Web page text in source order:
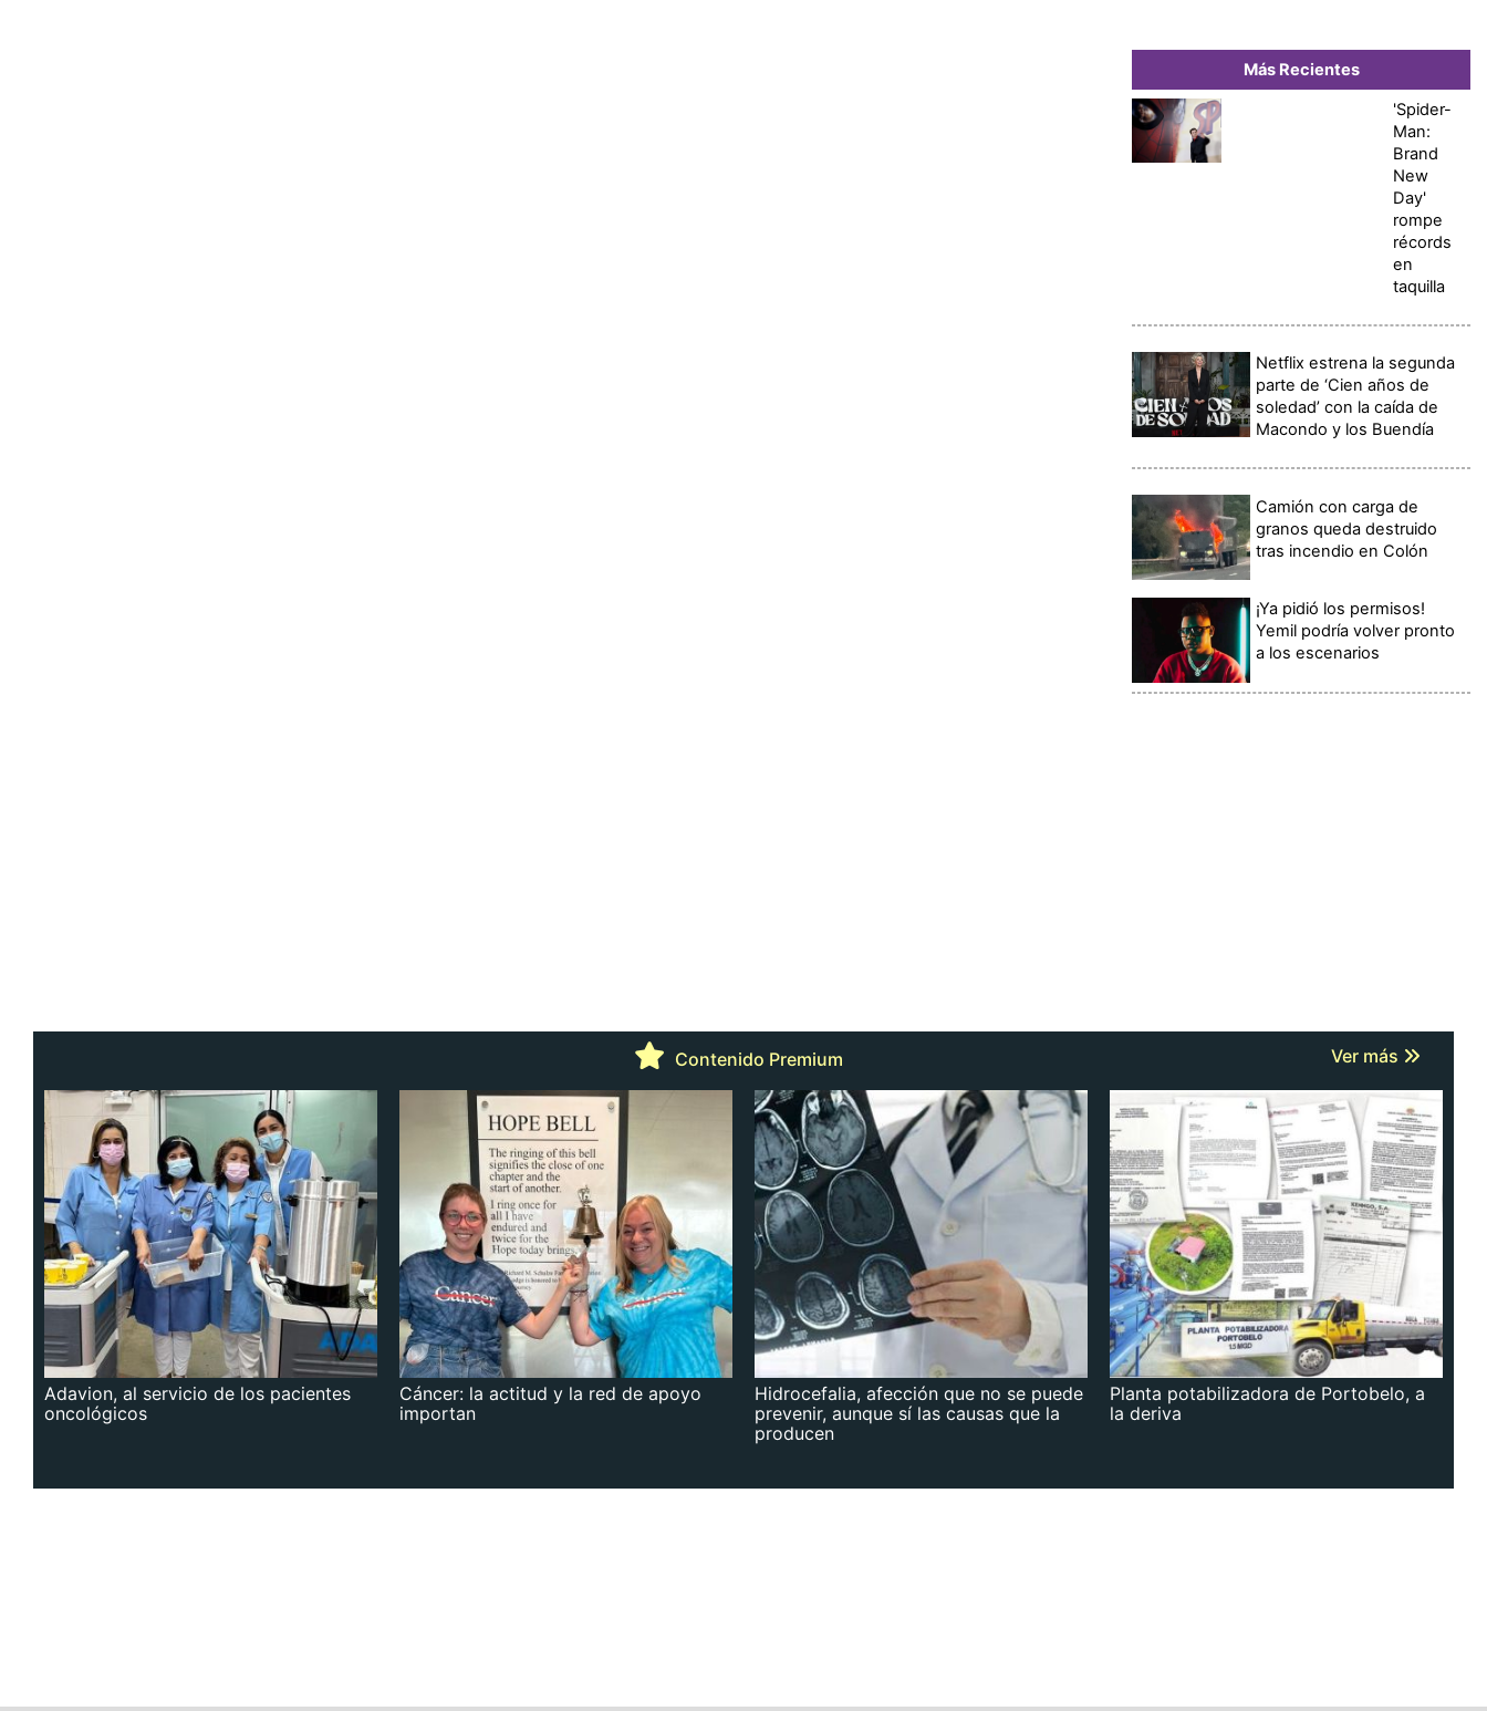
Más Recientes
'Spider-
Man:
Brand
New
Day'
rompe
récords
en
taquilla
Netflix estrena la segunda
parte de ‘Cien años de
soledad’ con la caída de
Macondo y los Buendía
Camión con carga de
granos queda destruido
tras incendio en Colón
¡Ya pidió los permisos!
Yemil podría volver pronto
a los escenarios
Contenido Premium Ver más
Adavion, al servicio de los pacientes
oncológicos
Cáncer: la actitud y la red de apoyo
importan
Hidrocefalia, afección que no se puede
prevenir, aunque sí las causas que la
producen
Planta potabilizadora de Portobelo, a
la deriva